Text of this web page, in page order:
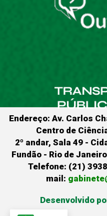
Endereço: Av. Carlos
Centro de
2º andar, Sala 49 -
Fundão - Rio de
Telefone: (21)
mail:
Desenvolvido